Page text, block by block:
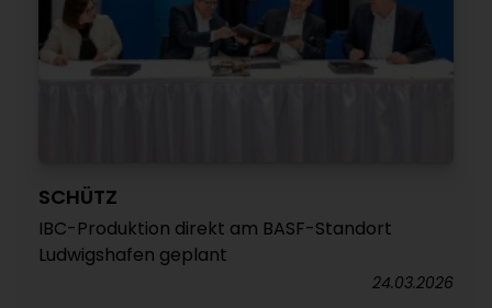
SCHÜTZ
IBC-Produktion direkt am BASF-Standort
Ludwigshafen geplant
24.03.2026